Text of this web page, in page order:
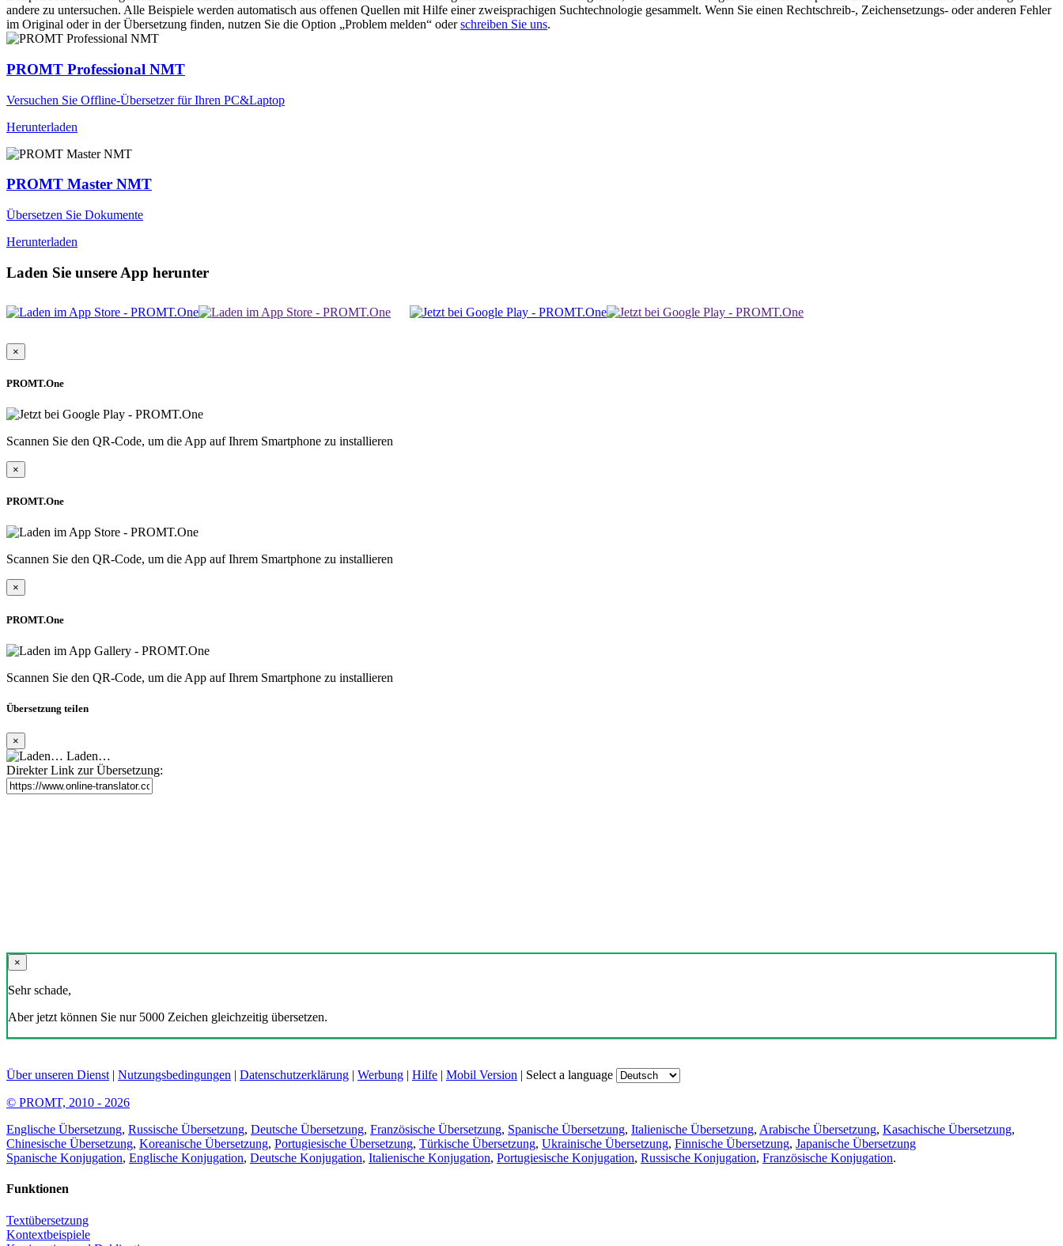
andere zu untersuchen. Alle Beispiele werden automatisch aus offenen Quellen mit Hilfe einer zweisprachigen Suchtechnologie gesammelt. Wenn Sie einen Rechtschreib-, Zeichensetzungs- oder anderen Fehler
im Original oder in der Übersetzung finden, nutzen Sie die Option „Problem melden“ oderschreiben Sie uns.
PROMT Professional NMT
Versuchen Sie Offline-Übersetzer für Ihren PC&Laptop
Herunterladen
PROMT Master NMT
Übersetzen Sie Dokumente
Herunterladen
Laden Sie unsere App herunter
×
PROMT.One
Scannen Sie den QR-Code, um die App auf Ihrem Smartphone zu installieren
×
PROMT.One
Scannen Sie den QR-Code, um die App auf Ihrem Smartphone zu installieren
×
PROMT.One
Scannen Sie den QR-Code, um die App auf Ihrem Smartphone zu installieren
Übersetzung teilen
×
Laden…
Direkter Link zur Übersetzung:
×
Sehr schade,
Aber jetzt können Sie nur 5000 Zeichen gleichzeitig übersetzen.
Über unseren Dienst | Nutzungsbedingungen | Datenschutzerklärung | Werbung | Hilfe | Mobil Version | Select a language
© PROMT, 2010 - 2026
Englische Übersetzung, Russische Übersetzung, Deutsche Übersetzung, Französische Übersetzung, Spanische Übersetzung, Italienische Übersetzung, Arabische Übersetzung, Kasachische Übersetzung,
Chinesische Übersetzung, Koreanische Übersetzung, Portugiesische Übersetzung, Türkische Übersetzung, Ukrainische Übersetzung, Finnische Übersetzung, Japanische Übersetzung
Spanische Konjugation, Englische Konjugation, Deutsche Konjugation, Italienische Konjugation, Portugiesische Konjugation, Russische Konjugation, Französische Konjugation.
Funktionen
Textübersetzung
Kontextbeispiele